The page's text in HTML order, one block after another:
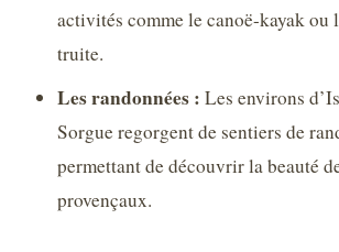
activités comme le canoë-kayak ou
truite.
Les randonnées : Les environs
Sorgue regorgent de sentiers de
permettant de découvrir la beauté
provençaux.